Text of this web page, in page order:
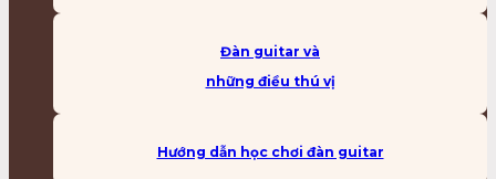
Đàn guitar và
những điều thú vị
Hướng dẫn học chơi đàn guitar